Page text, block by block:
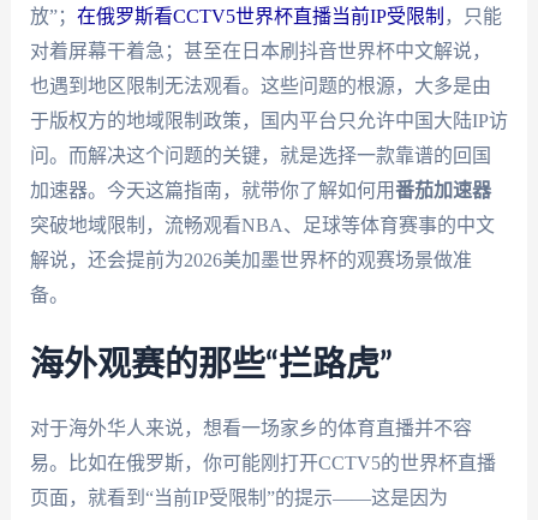
放”； 在俄罗斯看CCTV5世界杯直播当前IP受限制 ，只能
对着屏幕干着急；甚至在日本刷抖音世界杯中文解说，
也遇到地区限制无法观看。这些问题的根源，大多是由
于版权方的地域限制政策，国内平台只允许中国大陆IP访
问。而解决这个问题的关键，就是选择一款靠谱的回国
加速器。今天这篇指南，就带你了解如何用番茄加速器
突破地域限制，流畅观看NBA、足球等体育赛事的中文
解说，还会提前为2026美加墨世界杯的观赛场景做准
备。
海外观赛的那些“拦路虎”
对于海外华人来说，想看一场家乡的体育直播并不容
易。比如在俄罗斯，你可能刚打开CCTV5的世界杯直播
页面，就看到“当前IP受限制”的提示——这是因为